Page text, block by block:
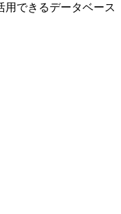
用できるデータベース